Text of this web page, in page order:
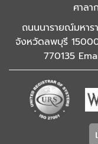
ศาล
ถนนนารายณ์มหาร
จังหวัดลพบุรี
770135